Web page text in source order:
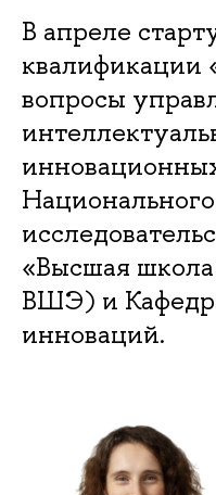
В апреле
квалификации
вопросы
Национального
«Высшая
ВШЭ) и
инноваций.